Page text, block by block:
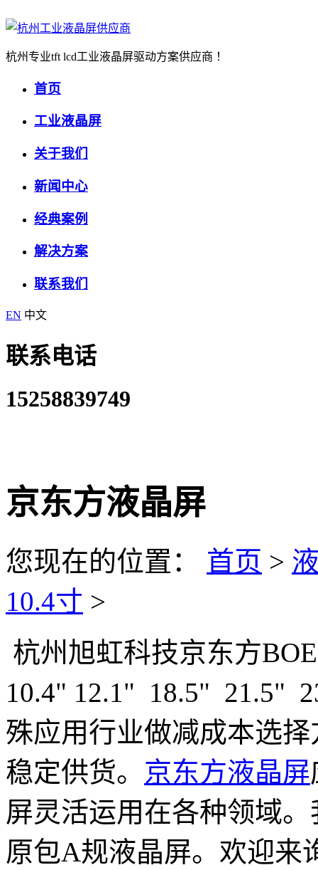
杭州专业tft lcd工业液晶屏驱动方案供应商 ！
首页
工业液晶屏
关于我们
新闻中心
经典案例
解决方案
联系我们
EN 中文
联系电话
15258839749
京东方液晶屏
您现在的位置： 首页 >
10.4寸 >
杭州旭虹科技京东方
10.4" 12.1" 18.5" 21.5"
殊应用行业做减成本选择
稳定供货。 京东方液晶屏
屏灵活运用在各种领域
原包A规液晶屏。欢迎来